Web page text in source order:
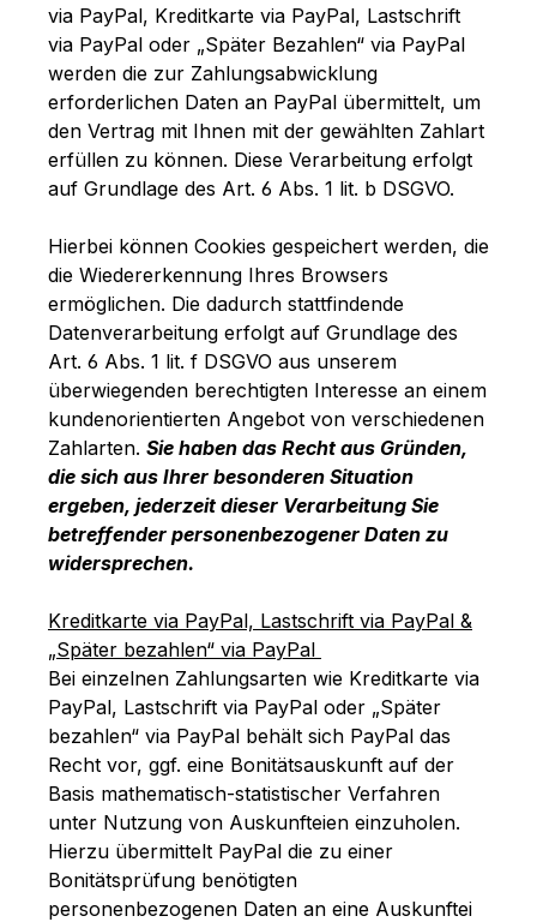
via PayPal, Kreditkarte via PayPal, Lastschrift
via PayPal oder „Später Bezahlen“ via PayPal
werden die zur Zahlungsabwicklung
erforderlichen Daten an PayPal übermittelt, um
den Vertrag mit Ihnen mit der gewählten Zahlart
erfüllen zu können. Diese Verarbeitung erfolgt
auf Grundlage des Art. 6 Abs. 1 lit. b DSGVO.
Hierbei können Cookies gespeichert werden, die
die Wiedererkennung Ihres Browsers
ermöglichen. Die dadurch stattfindende
Datenverarbeitung erfolgt auf Grundlage des
Art. 6 Abs. 1 lit. f DSGVO aus unserem
überwiegenden berechtigten Interesse an einem
kundenorientierten Angebot von verschiedenen
Zahlarten. Sie haben das Recht aus Gründen,
die sich aus Ihrer besonderen Situation
ergeben, jederzeit dieser Verarbeitung Sie
betreffender personenbezogener Daten zu
widersprechen.
Kreditkarte via PayPal, Lastschrift via PayPal &
„Später bezahlen“ via PayPal
Bei einzelnen Zahlungsarten wie Kreditkarte via
PayPal, Lastschrift via PayPal oder „Später
bezahlen“ via PayPal behält sich PayPal das
Recht vor, ggf. eine Bonitätsauskunft auf der
Basis mathematisch-statistischer Verfahren
unter Nutzung von Auskunfteien einzuholen.
Hierzu übermittelt PayPal die zu einer
Bonitätsprüfung benötigten
personenbezogenen Daten an eine Auskunftei